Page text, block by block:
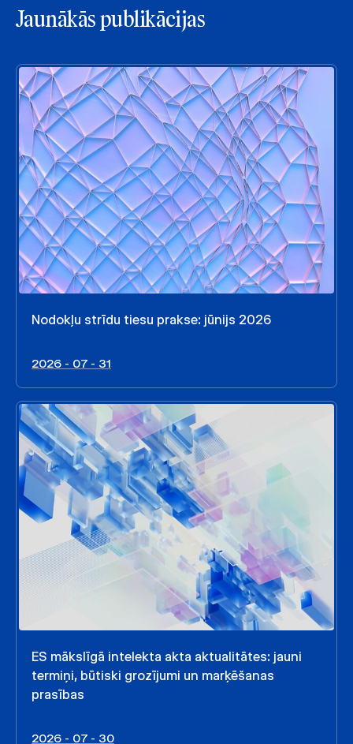
Jaunākās publikācijas
Nodokļu strīdu tiesu prakse: jūnijs 2026
2026 - 07 - 31
ES mākslīgā intelekta akta aktualitātes: jauni
termiņi, būtiski grozījumi un marķēšanas
prasības
2026 - 07 - 30